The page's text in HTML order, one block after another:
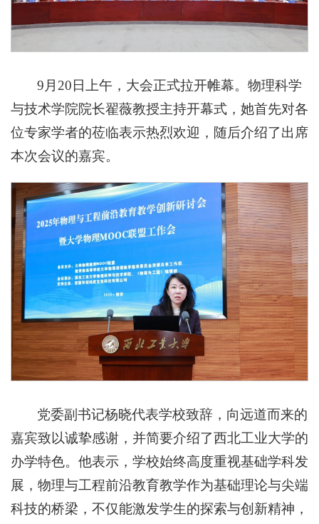
9月20日上午，大会正式拉开帷幕。物理科学
与技术学院院长翟薇教授主持开幕式，她首先对各
位专家学者的莅临表示热烈欢迎，随后介绍了出席
本次会议的嘉宾。
党委副书记杨晓代表学校致辞，向远道而来的
嘉宾致以诚挚感谢，并简要介绍了西北工业大学的
办学特色。他表示，学校始终高度重视基础学科发
展，物理与工程前沿教育教学作为基础理论与尖端
科技的桥梁，不仅能激发学生的探索与创新精神，